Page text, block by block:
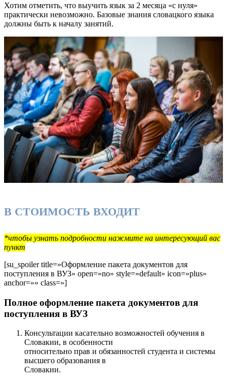
Хотим отметить, что выучить язык за 2 месяца «с нуля»
практически невозможно. Базовые знания словацкого языка
должны быть к началу занятий.
В СТОИМОСТЬ ВХОДИТ
*чтобы узнать подробности нажмите на интересующий вас
пункт
[su_spoiler title=»Оформление пакета документов для
поступления в ВУЗ» open=»no» style=»default» icon=»plus»
anchor=»» class=»]
Полное оформление пакета документов для
поступления в ВУЗ
Консультации касательно возможностей обучения в
Словакии, в особенности
относительно прав и обязанностей студента и системы
высшего образования в
Словакии.